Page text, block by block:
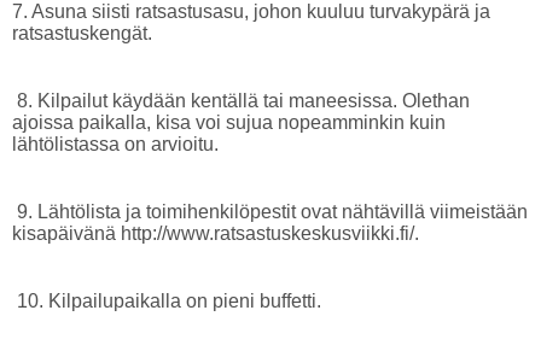
7. Asuna siisti ratsastusasu, johon kuuluu turvakypärä ja
ratsastuskengät.
8. Kilpailut käydään kentällä tai maneesissa. Olethan
ajoissa paikalla, kisa voi sujua nopeamminkin kuin
lähtölistassa on arvioitu.
9. Lähtölista ja toimihenkilöpestit ovat nähtävillä viimeistään
kisapäivänä http://www.ratsastuskeskusviikki.fi/.
10. Kilpailupaikalla on pieni buffetti.